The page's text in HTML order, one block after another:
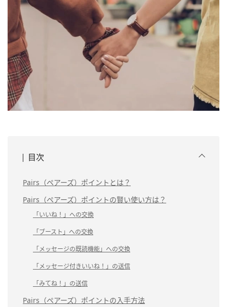
目次
Pairs（ペアーズ）ポイントとは？
Pairs（ペアーズ）ポイントの賢い使い方は？
「いいね！」への交換
「ブースト」への交換
「メッセージの既読機能」への交換
「メッセージ付きいいね！」の送信
「みてね！」の送信
Pairs（ペアーズ）ポイントの入手方法